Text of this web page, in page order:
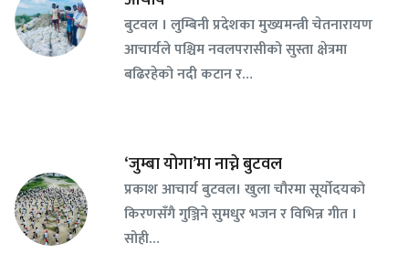
बुटवल । लुम्बिनी प्रदेशका मुख्यमन्त्री चेतनारायण
आचार्यले पश्चिम नवलपरासीको सुस्ता क्षेत्रमा
बढिरहेको नदी कटान र…
‘जुम्बा योगा’मा नाच्ने बुटवल
प्रकाश आचार्य बुटवल। खुला चौरमा सूर्योदयको
किरणसँगै गुञ्जिने सुमधुर भजन र विभिन्न गीत ।
सोही…